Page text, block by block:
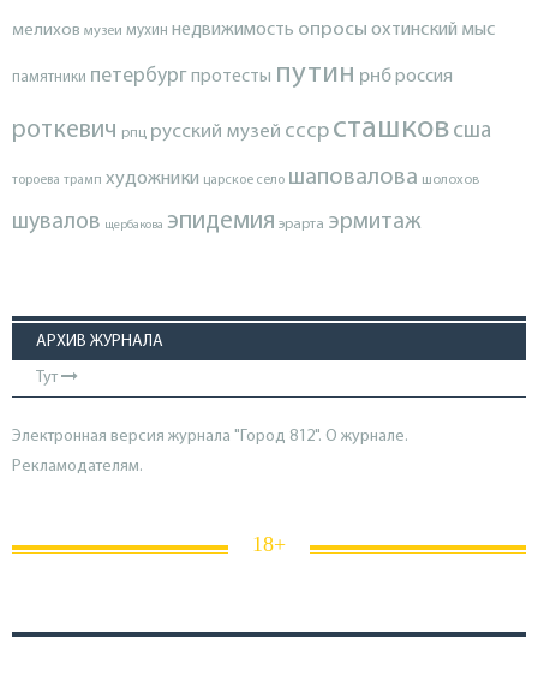
мелихов музеи мухин недвижимость опросы охтинский мыс
памятники петербургпротесты путин рнброссия
роткевич рпц русский музей ссср сташков сша
тороева трамп художники царское село шаповалова шолохов
шувалов щербакова эпидемия эрарта эрмитаж
АРХИВ ЖУРНАЛА
Тут
Электронная версия журнала "Город 812". О журнале.
Рекламодателям.
18+